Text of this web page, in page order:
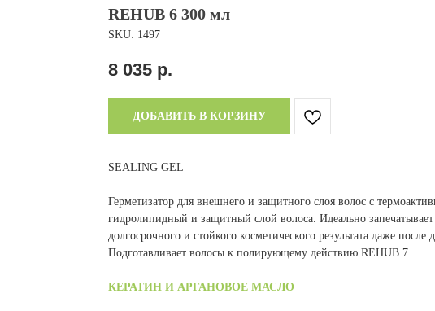
REHUB 6 300 мл
SKU: 1497
8 035 р.
ДОБАВИТЬ В КОРЗИНУ
SEALING GEL
Герметизатор для внешнего и защитного слоя волос с
гидролипидный и защитный слой волоса. Идеально
долгосрочного и стойкого косметического результата даже
Подготавливает волосы к полирующему действию REHUB 7.
КЕРАТИН И АРГАНОВОЕ МАСЛО